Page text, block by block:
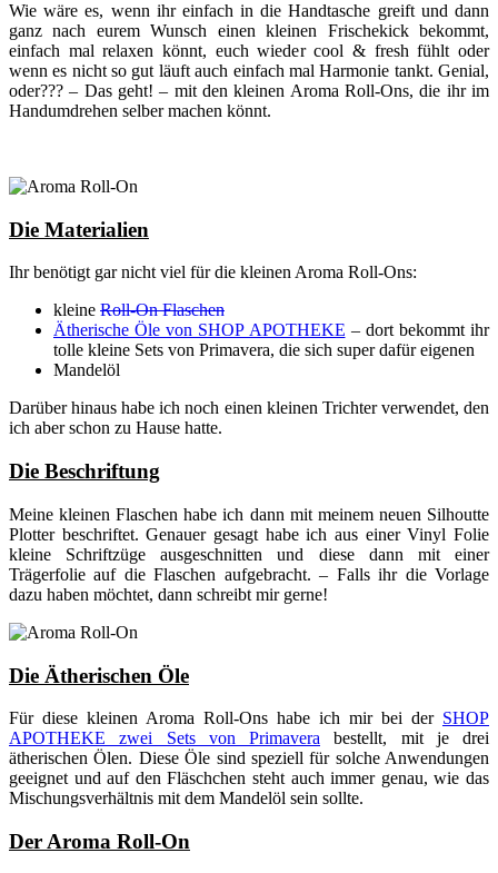
Wie wäre es, wenn ihr einfach in die Handtasche greift und dann
ganz nach eurem Wunsch einen kleinen Frischekick bekommt,
einfach mal relaxen könnt, euch wieder cool & fresh fühlt oder
wenn es nicht so gut läuft auch einfach mal Harmonie tankt. Genial,
oder??? – Das geht! – mit den kleinen Aroma Roll-Ons, die ihr im
Handumdrehen selber machen könnt.
Die Materialien
Ihr benötigt gar nicht viel für die kleinen Aroma Roll-Ons:
kleine Roll-On Flaschen
Ätherische Öle von SHOP APOTHEKE – dort bekommt ihr
tolle kleine Sets von Primavera, die sich super dafür eigenen
Mandelöl
Darüber hinaus habe ich noch einen kleinen Trichter verwendet, den
ich aber schon zu Hause hatte.
Die Beschriftung
Meine kleinen Flaschen habe ich dann mit meinem neuen Silhoutte
Plotter beschriftet. Genauer gesagt habe ich aus einer Vinyl Folie
kleine Schriftzüge ausgeschnitten und diese dann mit einer
Trägerfolie auf die Flaschen aufgebracht. – Falls ihr die Vorlage
dazu haben möchtet, dann schreibt mir gerne!
Die Ätherischen Öle
Für diese kleinen Aroma Roll-Ons habe ich mir bei der SHOP
APOTHEKE zwei Sets von Primavera bestellt, mit je drei
ätherischen Ölen. Diese Öle sind speziell für solche Anwendungen
geeignet und auf den Fläschchen steht auch immer genau, wie das
Mischungsverhältnis mit dem Mandelöl sein sollte.
Der Aroma Roll-On